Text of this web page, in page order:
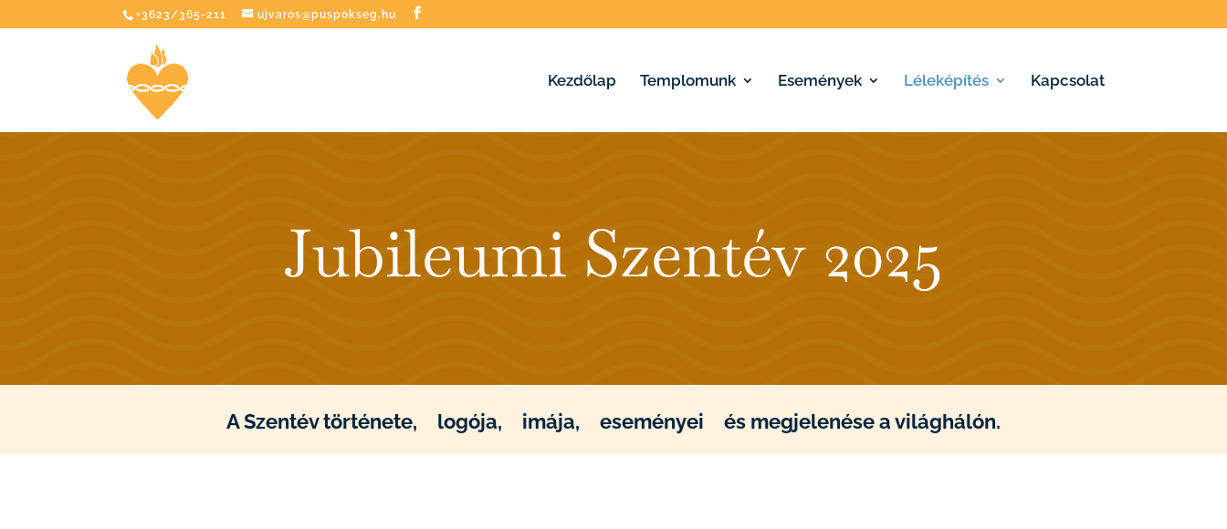
+3623/365-211 ujvaros@puspokseg.hu
Kezdőlap Templomunk Események Léleképítés Kapcsolat
Jubileumi Szentév 2025
A Szentév története, logója, imája, eseményei és megjelenése a világhálón.